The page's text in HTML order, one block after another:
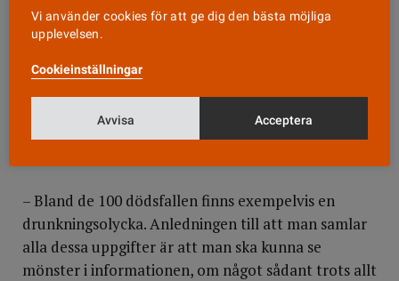
Mats Erntell förklarar att man måste skilja på
tidssamband och orsakssamband. Alla dödsfall som
inträffat en viss tid efter vaccineringen
i USA har getts miljontals doser av HPV-vaccinet
finns det naturligtvis flera personer som har dött,
– Bland de 100 dödsfallen finns exempelvis en
drunkningsolycka. Anledningen till att man samlar
alla dessa uppgifter är att man ska kunna se
mönster i informationen, om något sådant trots allt
Vi använder cookies för att ge dig den bästa möjliga
upplevelsen.
Cookieinställningar
Avvisa Acceptera